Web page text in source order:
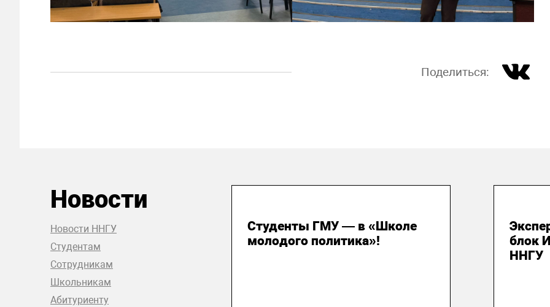
Поделиться:
Новости
Новости ННГУ
Студентам
Сотрудникам
Школьникам
Абитуриенту
Студенты ГМУ — в «Школе
молодого политика»!
блок
ННГУ